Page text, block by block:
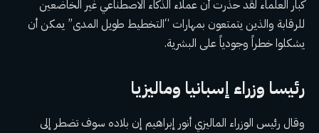
كبار العلماء لقد حذرت أن عملاء الذكاء الاصطناعي غير الخاضعين
للرقابة والذين يتمتعون بمهارات “التخطيط طويل المدى” يمكن أن
يشكلوا خطراً وجودياً على البشرية.
رئيسا وزراء إسبانيا وماليزيا
وقال رئيس الوزراء الماليزي أنور إبراهيم إن بلاده سوف تضطر إلى